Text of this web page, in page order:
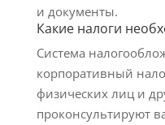
и документы.
Какие налоги
Система
корпоративный
физических лиц и
проконсультируют